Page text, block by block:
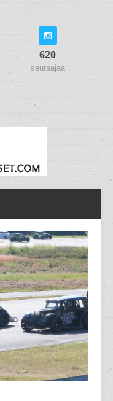
620
seuraajaa